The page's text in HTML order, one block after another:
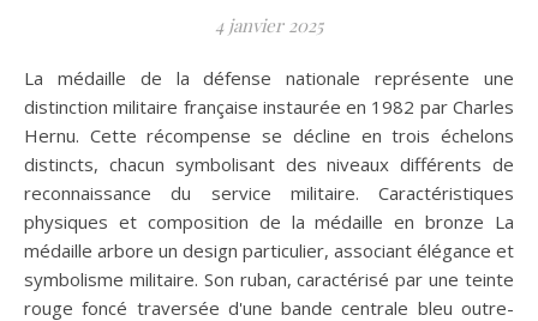
4 janvier 2025
La médaille de la défense nationale représente une
distinction militaire française instaurée en 1982 par Charles
Hernu. Cette récompense se décline en trois échelons
distincts, chacun symbolisant des niveaux différents de
reconnaissance du service militaire. Caractéristiques
physiques et composition de la médaille en bronze La
médaille arbore un design particulier, associant élégance et
symbolisme militaire. Son ruban, caractérisé par une teinte
rouge foncé traversée d'une bande centrale bleu outre-